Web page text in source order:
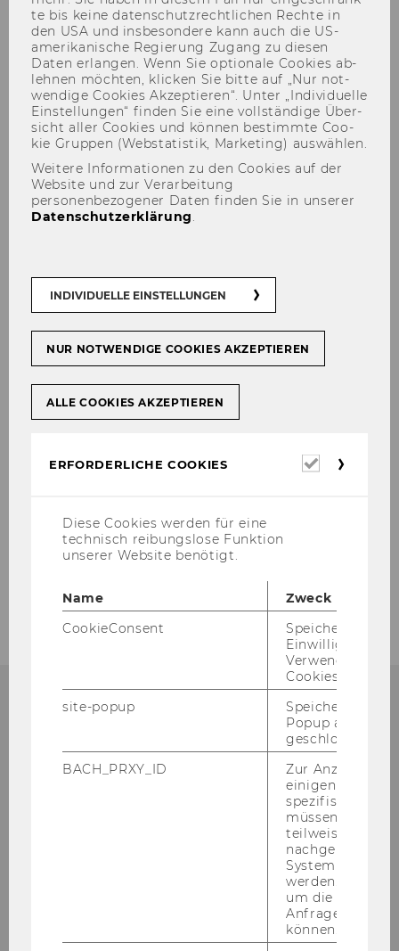
Prof. Dr. Daniel W. Blum,
LL.M. (NYU), BSc.
CV + Pu­bli­ka­tio­nen PURE
Institut für
Österreichisches und
Internationales Steuerrecht
Departmentgebäude D3, 2. Stock
te bis keine da­ten­schutz­recht­li­chen Rech­te in
den USA und ins­be­son­de­re kann auch die US-​
amerikanische Re­gie­rung Zu­gang zu die­sen
Daten er­lan­gen. Wenn Sie op­tio­na­le Coo­kies ab­
leh­nen möch­ten, kli­cken Sie bitte auf „Nur not­
wen­di­ge Coo­kies Ak­zep­tie­ren“. Unter „In­di­vi­du­el­le
Ein­stel­lun­gen“ fin­den Sie eine voll­stän­di­ge Über­
sicht aller Coo­kies und kön­nen be­stimm­te Coo­
kie Grup­pen (Web­sta­tis­tik, Mar­ke­ting) aus­wäh­len.
Weitere Informationen zu den Cookies auf der
Website und zur Verarbeitung
personenbezogener Daten finden Sie in unserer
Datenschutzerklärung.
INDIVIDUELLE EINSTELLUNGEN
NUR NOTWENDIGE COOKIES AKZEPTIEREN
ALLE COOKIES AKZEPTIEREN
ERFORDERLICHE COOKIES
Diese Cookies werden für eine
technisch reibungslose Funktion
unserer Website benötigt.
Name
Zweck
CookieConsent
Speichert Ihre
Einwilligung zur
Verwendung von
Cookies.
site-popup
Speichert ob ein
Popup
geschlossen
BACH_PRXY_ID
Zur Anzeige von
einigen WU-
spezifischen
müssen
teilweise von
nachgelagerten
System
werden.
um die Antwort
Anfrage
können.